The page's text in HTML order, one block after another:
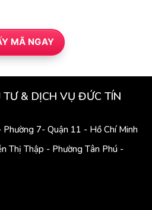
MÃ NGAY
& DỊCH VỤ ĐỨC TÍN
7- Quận 11 - Hồ Chí Minh
Thị Thập - Phường Tân Phú -